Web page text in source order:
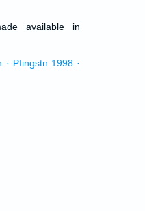
available in
· Pfingstn 1998 ·